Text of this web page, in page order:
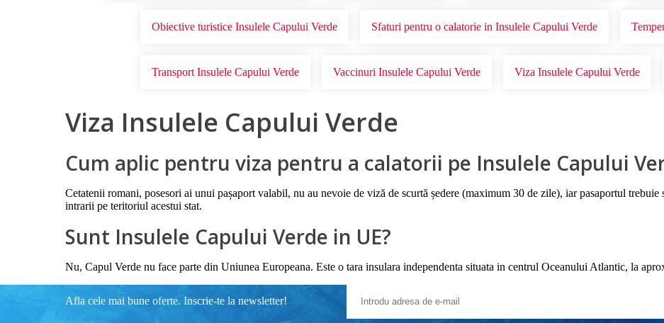
Obiective turistice Insulele Capului Verde Sfaturi pentru o calatorie in Insulele Capului Verde
Transport Insulele Capului Verde Vaccinuri Insulele Capului Verde Viza Insulele Capului Verde
Viza Insulele Capului Verde
Cum aplic pentru viza pentru a calatorii pe Insulele Capului
Cetatenii romani, posesori ai unui pașaport valabil, nu au nevoie de viză de scurtă ședere (maximum 30 de zile), iar pasaportul
intrarii pe teritoriul acestui stat.
Sunt Insulele Capului Verde in UE?
Nu, Capul Verde nu face parte din Uniunea Europeana. Este o tara insulara independenta situata in centrul Oceanului Atlantic, la
Afla cele mai bune oferte. Inscrie-te la newsletter!